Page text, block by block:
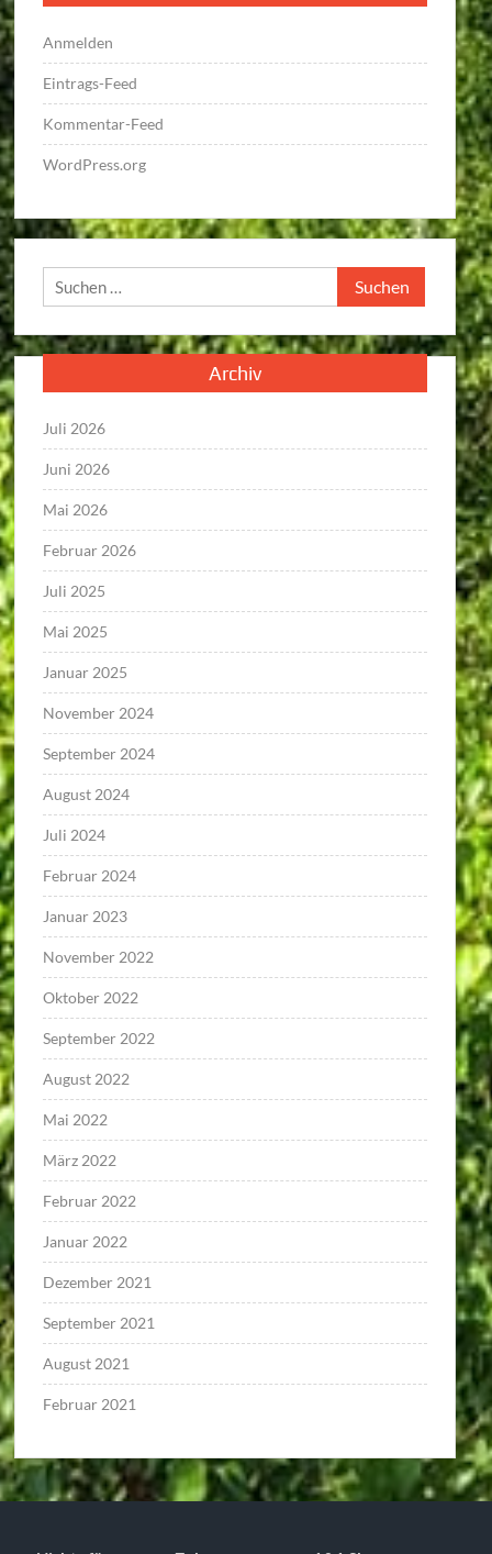
Anmelden
Eintrags-Feed
Kommentar-Feed
WordPress.org
Suchen
nach:
Archiv
Juli 2026
Juni 2026
Mai 2026
Februar 2026
Juli 2025
Mai 2025
Januar 2025
November 2024
September 2024
August 2024
Juli 2024
Februar 2024
Januar 2023
November 2022
Oktober 2022
September 2022
August 2022
Mai 2022
März 2022
Februar 2022
Januar 2022
Dezember 2021
September 2021
August 2021
Februar 2021